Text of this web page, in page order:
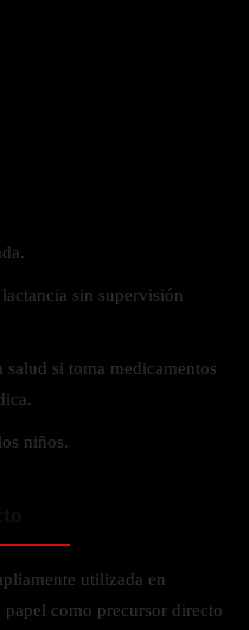
sin supervisión
si toma medicamentos
niños.
utilizada en
como precursor directo